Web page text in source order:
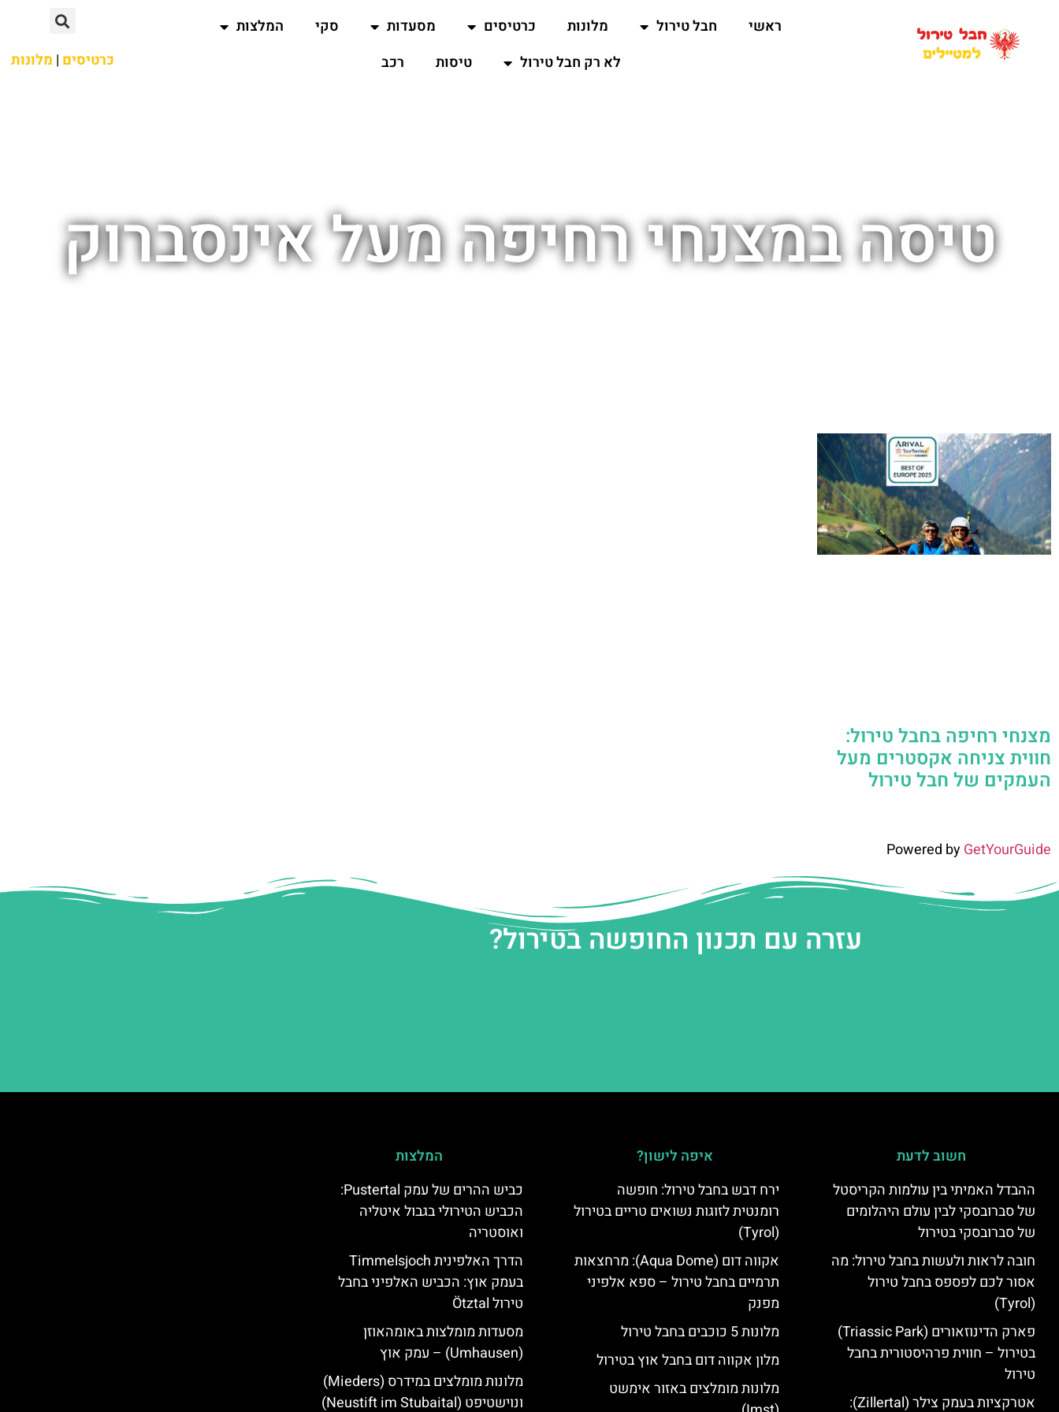
ראשי חבל טירול מלונות כרטיסים מסעדות סקי
המלצות
לא רק חבל טירול
טיסות רכב כרטיסים | מלונות
טיסה במצנחי רחיפה מעל אינסברוק
מצנחי רחיפה בחבל טירול:
חווית צניחה אקסטרים מעל
העמקים של חבל טירול
Powered byGetYourGuide
עזרה עם תכנון החופשה בטירול?
חשוב לדעת
ההבדל האמיתי בין עולמות הקריסטל
של סברובסקי לבין עולם היהלומים
של סברובסקי בטירול
חובה לראות ולעשות בחבל טירול: מה
אסור לכם לפספס בחבל טירול
(Tyrol)
פארק הדינוזאורים (Triassic Park)
בטירול – חווית פרהיסטורית בחבל
טירול
אטרקציות בעמק צילר (Zillertal):
איפה לישון?
ירח דבש בחבל טירול: חופשה
רומנטית לזוגות נשואים טריים בטירול
(Tyrol)
אקווה דום (Aqua Dome): מרחצאות
תרמיים בחבל טירול – ספא אלפיני
מפנק
מלונות 5 כוכבים בחבל טירול
מלון אקווה דום בחבל אוץ בטירול
מלונות מומלצים באזור אימשט
המלצות
כביש ההרים של עמק Pustertal:
הכביש הטירולי בגבול איטליה
ואוסטריה
הדרך האלפינית Timmelsjoch
בעמק אוץ: הכביש האלפיני בחבל
טירול Ötztal
מסעדות מומלצות באומהאוזן
(Umhausen) – עמק אוץ
מלונות מומלצים במידרס (Mieders)
ונוישטיפט (Neustift im Stubaital)